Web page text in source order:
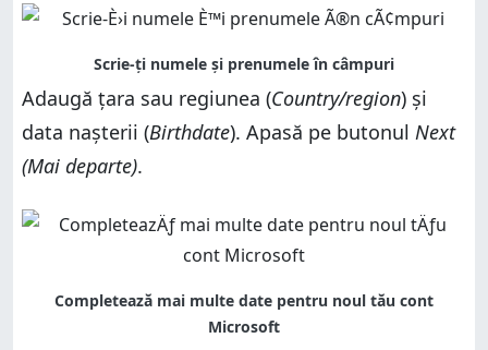
Adaugă țara sau regiunea (Country/region) și
data nașterii (Birthdate). Apasă pe butonul Next
(Mai departe).